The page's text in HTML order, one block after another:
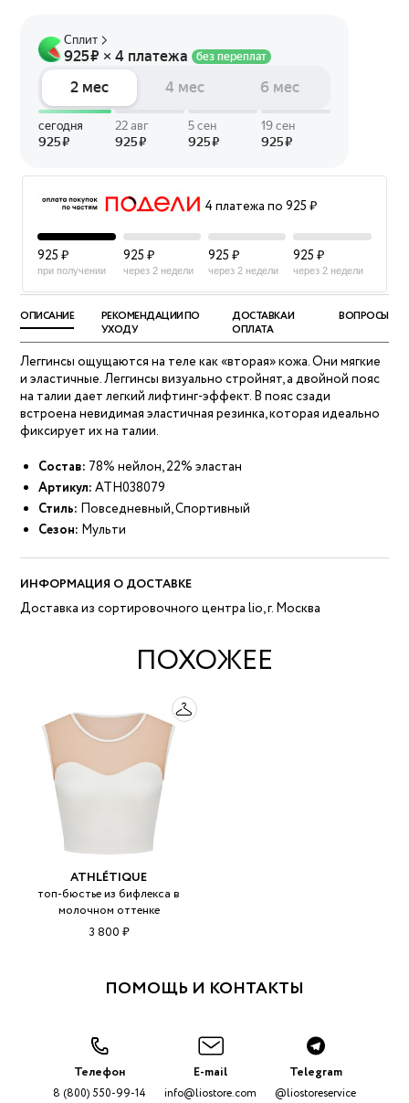
4 платежа по 925 ₽
925 ₽
при получении
925 ₽
через 2 недели
925 ₽
через 2 недели
925 ₽
через 2 недели
ОПИСАНИЕ
РЕКОМЕНДАЦИИ ПО
УХОДУ
ДОСТАВКА И
ОПЛАТА
ВОПРОСЫ
Леггинсы ощущаются на теле как «вторая» кожа. Они мягкие
и эластичные. Леггинсы визуально стройнят, а двойной пояс
на талии дает легкий лифтинг-эффект. В пояс сзади
встроена невидимая эластичная резинка, которая идеально
фиксирует их на талии.
Состав: 78% нейлон, 22% эластан
Артикул: ATH038079
Стиль: Повседневный, Спортивный
Сезон: Мульти
ИНФОРМАЦИЯ О ДОСТАВКЕ
Доставка из сортировочного центра lio, г. Москва
ПОХОЖЕЕ
ATHLÉTIQUE
топ-бюстье из бифлекса в
молочном оттенке
3 800 ₽
ПОМОЩЬ И КОНТАКТЫ
Телефон
8 (800) 550-99-14
E-mail
info@liostore.com
Telegram
@liostoreservice